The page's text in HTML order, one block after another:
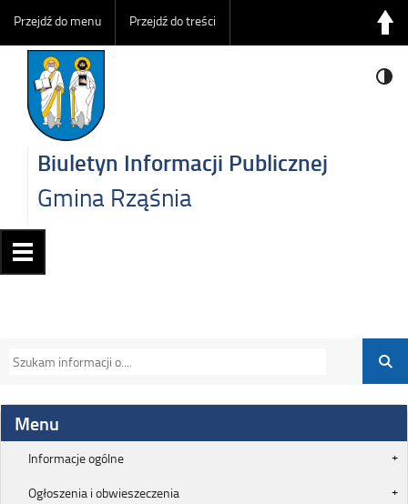
Przejdź do menu Przejdź do treści
Biuletyn Informacji Publicznej
Gmina Rząśnia
Menu
Informacje ogólne
Ogłoszenia i obwieszeczenia